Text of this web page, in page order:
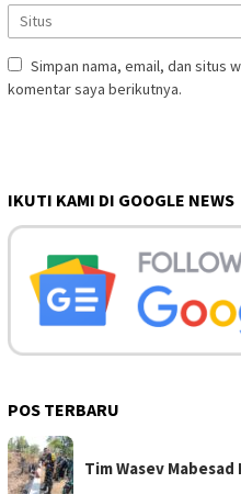
Simpan nama, email, dan situs
komentar saya berikutnya.
IKUTI KAMI DI GOOGLE NEWS
POS TERBARU
Tim Wasev